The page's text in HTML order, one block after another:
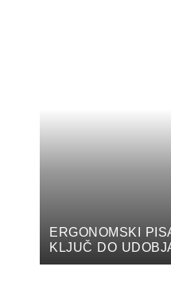
ERGONOMSKI
KLJUČ DO